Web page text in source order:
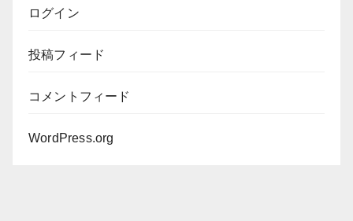
ログイン
投稿フィード
コメントフィード
WordPress.org